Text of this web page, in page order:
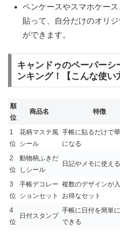
ペンケースやスマホケー
貼って、自分だけのオリ
ができます。
キャンドゥのペーパーシ
ンキング！【こんな使い
順
位
商品名 特徴
1
位
花柄マステ風
シール
手帳に貼るだけで
になる
2
位
動物柄ふきだ
しシール
日記やメモに使える
3
位
手帳デコレー
ションセット
複数のデザインが
お得なセット
4
位
日付スタンプ
手帳に日付を簡単
できる